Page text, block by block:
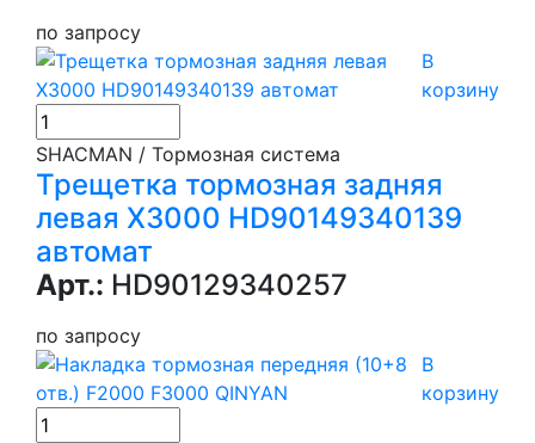
по запросу
В
корзину
SHACMAN / Тормозная система
Трещетка тормозная задняя
левая X3000 HD90149340139
автомат
Арт.: HD90129340257
по запросу
В
корзину